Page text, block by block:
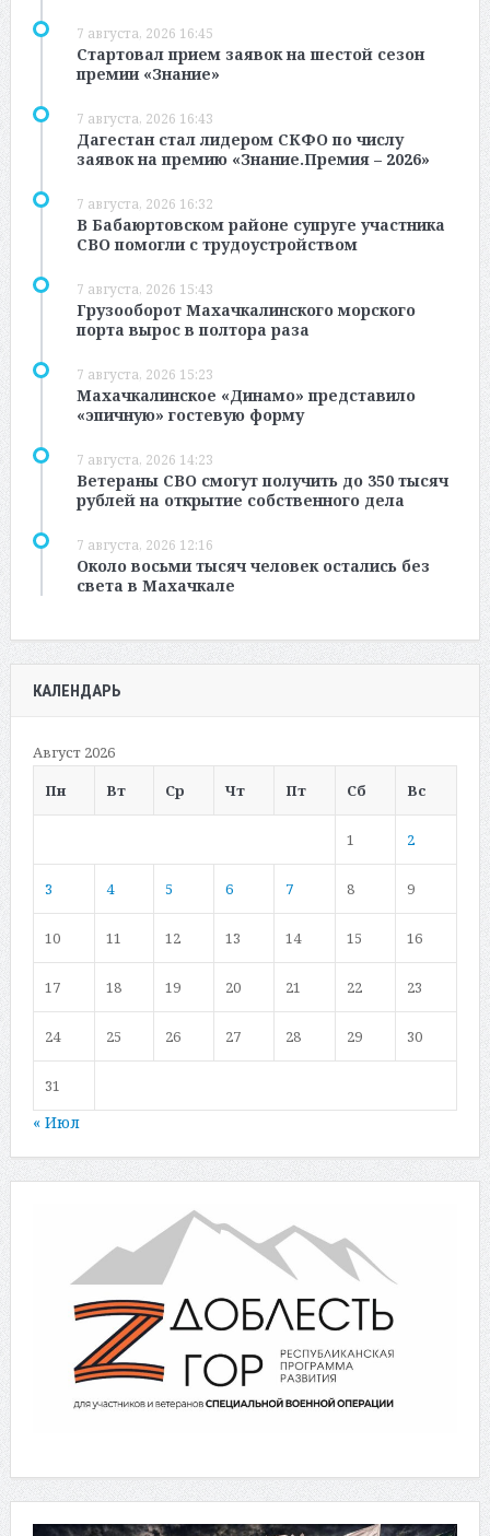
7 августа, 2026 16:45
Стартовал прием заявок на шестой сезон
премии «Знание»
7 августа, 2026 16:43
Дагестан стал лидером СКФО по числу
заявок на премию «Знание.Премия – 2026»
7 августа, 2026 16:32
В Бабаюртовском районе супруге участника
СВО помогли с трудоустройством
7 августа, 2026 15:43
Грузооборот Махачкалинского морского
порта вырос в полтора раза
7 августа, 2026 15:23
Махачкалинское «Динамо» представило
«эпичную» гостевую форму
7 августа, 2026 14:23
Ветераны СВО смогут получить до 350 тысяч
рублей на открытие собственного дела
7 августа, 2026 12:16
Около восьми тысяч человек остались без
света в Махачкале
КАЛЕНДАРЬ
Август 2026
Пн
Вт Ср Чт Пт Сб Вс
1 2
3 4 5 6 7 8 9
10 11 12 13 14 15 16
17 18 19 20 21 22 23
24 25 26 27 28 29 30
31
« Июл